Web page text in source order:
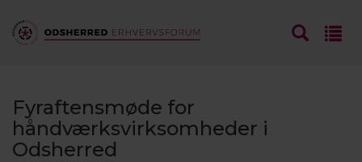
Fyraftensmøde for
håndværksvirksomheder i
Odsherred